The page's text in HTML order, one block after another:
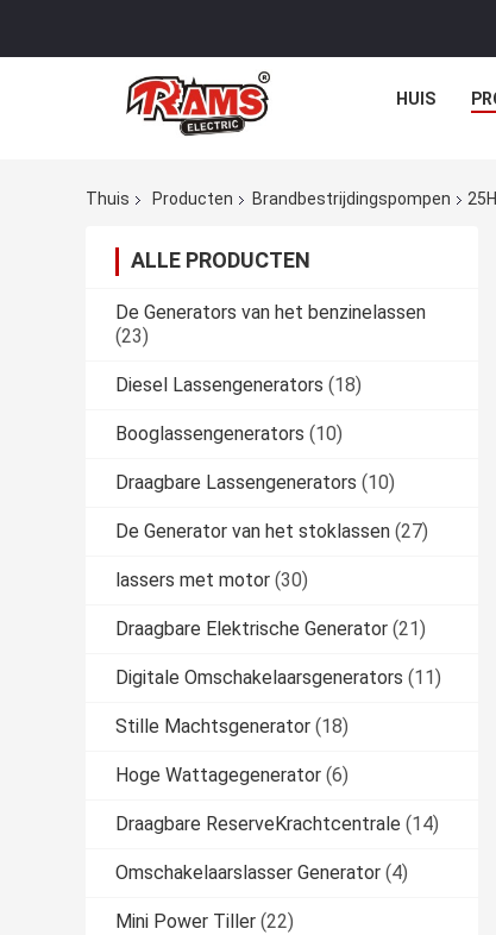
HUIS
Thuis Producten Brandbestrijdingspompen
ALLE PRODUCTEN
De Generators van het benzinelassen
(23)
Diesel Lassengenerators (18)
Booglassengenerators (10)
Draagbare Lassengenerators (10)
De Generator van het stoklassen (27)
lassers met motor (30)
Draagbare Elektrische Generator (21)
Digitale Omschakelaarsgenerators (11)
Stille Machtsgenerator (18)
Hoge Wattagegenerator (6)
Draagbare ReserveKrachtcentrale (14)
Omschakelaarslasser Generator (4)
Mini Power Tiller (22)